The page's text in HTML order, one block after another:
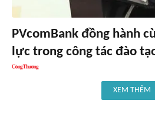
PVcomBank đồng hành
lực trong công tác đào
XEM THÊM